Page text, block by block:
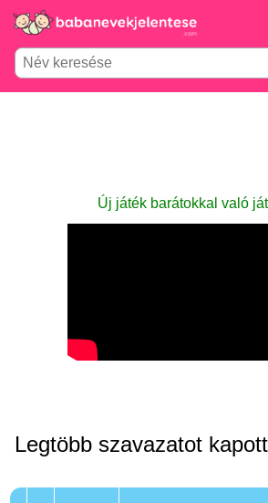
Új játék barátokkal való
Legtöbb szavazatot